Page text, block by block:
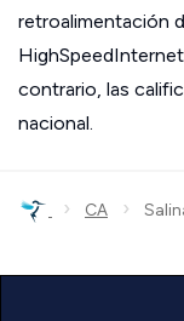
retroalimentación
contrario, las
nacional.
› CA ›